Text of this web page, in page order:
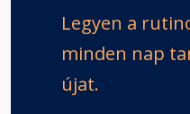
Legyen a
minden nap
újat.